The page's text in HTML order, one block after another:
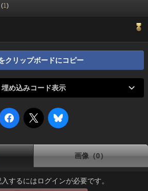
(1)
クリップボードにコピー
埋め込みコード表示
画像（0）
するにはログインが必要です。